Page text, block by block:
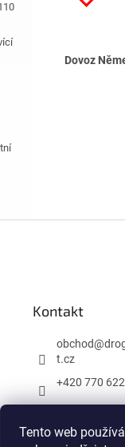
Tento web
Dovoz
Kontakt
obchod@
t.cz
+420 770